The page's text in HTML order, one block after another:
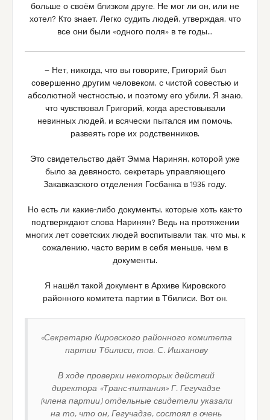
больше о своём близком друге. Не мог ли он, или не
хотел? Кто знает. Легко судить людей, утверждая, что
все они были «одного поля» в те годы…
— Нет, никогда, что вы говорите, Григорий был
совершенно другим человеком, с чистой совестью и
абсолютной честностью, и поэтому его убили. Я знаю,
что чувствовал Григорий, когда арестовывали
невинных людей, и всячески пытался им помочь,
развеять горе их родственников.
Это свидетельство даёт Эмма Наринян, которой уже
было за девяносто, секретарь управляющего
Закавказского отделения Госбанка в 1936 году.
Но есть ли какие-либо документы, которые хоть как-то
подтверждают слова Наринян? Ведь на протяжении
многих лет советских людей воспитывали так, что мы, к
сожалению, часто верим в себя меньше, чем в
документы.
Я нашёл такой документ в Архиве Кировского
районного комитета партии в Тбилиси. Вот он.
«Секретарю Кировского районного комитета
партии Тбилиси, тов. С. Ишханову
В ходе проверки некоторых действий
директора «Транс-питания» Г. Гегучадзе
(члена партии) отдельные свидетели указали
на то, что он, Гегучадзе, состоял в очень